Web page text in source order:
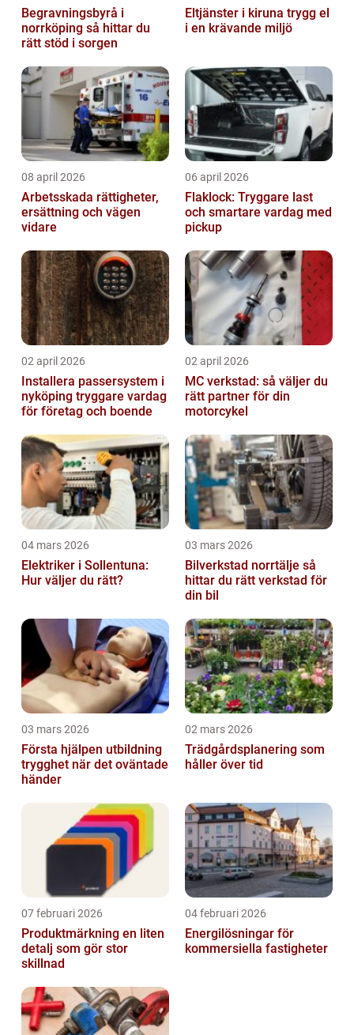
Begravningsbyrå i
norrköping så hittar du
rätt stöd i sorgen
Eltjänster i kiruna trygg el
i en krävande miljö
08 april 2026
Arbetsskada rättigheter,
ersättning och vägen
vidare
06 april 2026
Flaklock: Tryggare last
och smartare vardag med
pickup
02 april 2026
Installera passersystem i
nyköping tryggare vardag
för företag och boende
02 april 2026
MC verkstad: så väljer du
rätt partner för din
motorcykel
04 mars 2026
Elektriker i Sollentuna:
Hur väljer du rätt?
03 mars 2026
Bilverkstad norrtälje så
hittar du rätt verkstad för
din bil
03 mars 2026
Första hjälpen utbildning
trygghet när det oväntade
händer
02 mars 2026
Trädgårdsplanering som
håller över tid
07 februari 2026
Produktmärkning en liten
detalj som gör stor
skillnad
04 februari 2026
Energilösningar för
kommersiella fastigheter